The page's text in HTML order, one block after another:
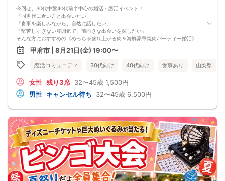
す。ご注意ください。
今回は、30代中盤40代前半中心の婚活・恋活イベント！
「同世代に近い方と出会いたい」
「食事を楽しみながら、自然に話したい」
「堅苦しすぎない雰囲気で、前向きな出会いを探したい」
そんな方におすすめの《めっちゃ盛り上がる肉＆海鮮豪華焼肉パーティー婚活》
です(^^)
🍖 肉＆海鮮の豪華焼肉で、初対面でも盛り上がりやすい！
お肉や海鮮を楽しみながら交流できるので、自然と会話のきっかけが生まれま
す。「これ美味しいですね」「焼肉好きですか？」など、初対面でも話しやすい
🌿 30代中盤40代前半中心で、落ち着いて話しやすい！
仕事のこと、休日の過ごし方、趣味、将来のイメージなども自然に話しやすい年
代です。同年代に近い方と出会いたい方や、落ち着いた交流を希望する方におす
・肉＆海鮮の豪華焼肉を楽しみながら自然に交流できる！
・30代中盤40代前半中心で、同世代に近い方と話しやすい
・グループトークと個別トークの両方で、幅広く交流できる！
📋 【イベント概要】
所要時間： 約2時間15分
進行形式： グループトーク ＋ 個別トーク
ご飲食： あり（肉＆海鮮の豪華焼肉など）
対象： 30代中盤40代前半中心の独身男女
甲府市 | 8月21日(金) 19:00〜
恋活コミュニティ 30代向け 40代向け 食事あり 山梨県
女性 残り3席 32〜45歳 1,500円
男性 キャンセル待ち 32〜45歳 6,500円